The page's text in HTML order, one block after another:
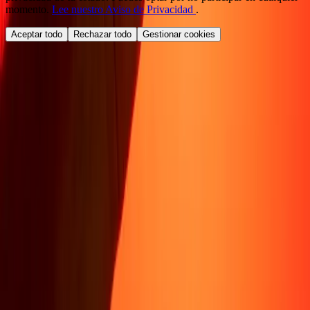
momento. Lee nuestro Aviso de Privacidad .
Aceptar todo Rechazar todo Gestionar cookies